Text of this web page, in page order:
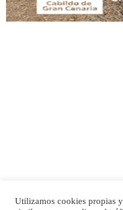
SHIBA PERDIDO AVDA JOSE
Utilizamos cookies propias